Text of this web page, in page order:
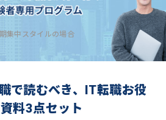
集中スタイルの場合
で読むべき、IT転職お役
料3点セット